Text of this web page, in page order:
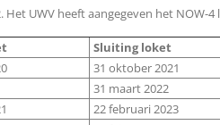
UWV heeft aangegeven het NOW-
Sluiting loket
31 oktober 2021
31 maart 2022
22 februari 2023